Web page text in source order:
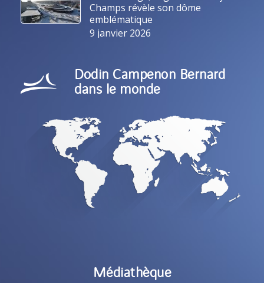
Champs révèle son dôme
emblématique
9 janvier 2026
Dodin Campenon Bernard
dans le monde
Médiathèque